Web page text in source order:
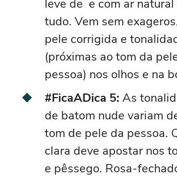
leve de e com ar natural
tudo. Vem sem
pele corrigida e
(próximas ao tom da
pessoa) nos olhos e na
#FicaADica 5: As
de batom nude variam
tom de pele da pessoa.
clara deve apostar nos
e pêssego. Rosa-